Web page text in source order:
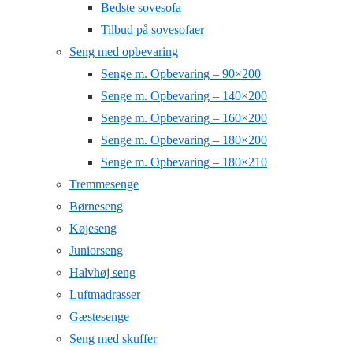
Bedste sovesofa
Tilbud på sovesofaer
Seng med opbevaring
Senge m. Opbevaring – 90×200
Senge m. Opbevaring – 140×200
Senge m. Opbevaring – 160×200
Senge m. Opbevaring – 180×200
Senge m. Opbevaring – 180×210
Tremmesenge
Børneseng
Køjeseng
Juniorseng
Halvhøj seng
Luftmadrasser
Gæstesenge
Seng med skuffer